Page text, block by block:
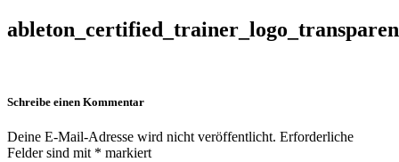
Schreibe einen Kommentar
Deine E-Mail-Adresse wird nicht veröffentlicht. Erforderliche
Felder sind mit * markiert